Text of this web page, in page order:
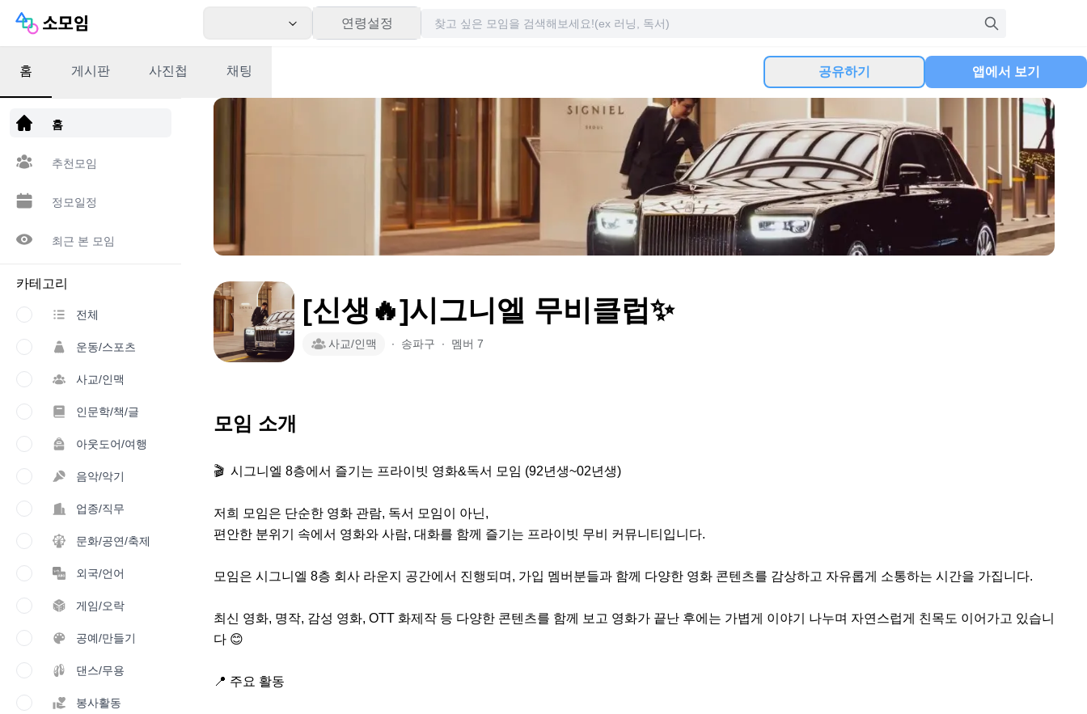
연령설정
앱 다운로드
홈
추천모임
정모일정
최근 본 모임
카테고리
전체
운동/스포츠
사교/인맥
인문학/책/글
아웃도어/여행
음악/악기
업종/직무
문화/공연/축제
외국/언어
게임/오락
공예/만들기
댄스/무용
봉사활동
홈 게시판 사진첩 채팅 공유하기 앱에서 보기
[신생🔥]시그니엘 무비클럽✨️
사교/인맥 ∙ 송파구 ∙ 멤버 7
모임 소개
🎬  시그니엘 8층에서 즐기는 프라이빗 영화&독서 모임 (92년생~02년생)
저희 모임은 단순한 영화 관람, 독서 모임이 아닌,
편안한 분위기 속에서 영화와 사람, 대화를 함께 즐기는 프라이빗 무비 커뮤니티입니다.
모임은 시그니엘 8층 회사 라운지 공간에서 진행되며, 가입 멤버분들과 함께 다양한 영화 콘텐츠를 감상하고 자유롭게 소통하는 시간을 가집니다.
최신 영화, 명작, 감성 영화, OTT 화제작 등 다양한 콘텐츠를 함께 보고 영화가 끝난 후에는 가볍게 이야기 나누며 자연스럽게 친목도 이어가고 있습니
다 😊
📍 주요 활동